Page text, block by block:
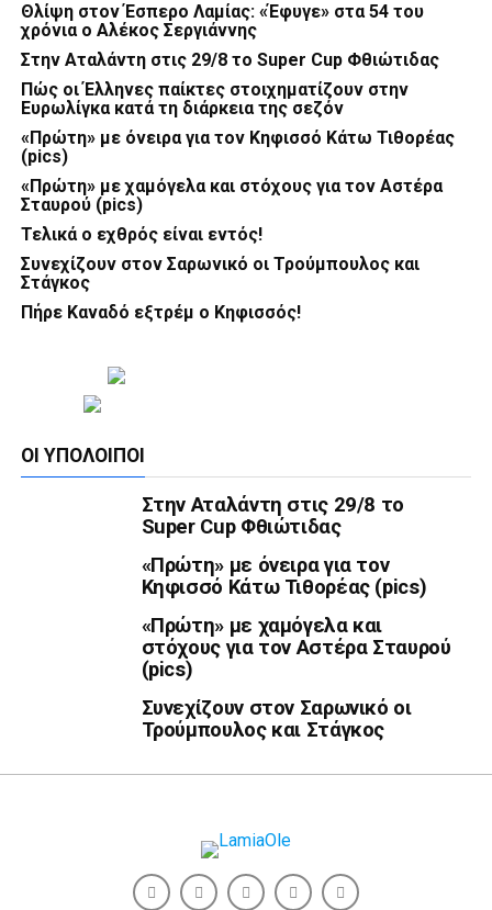
Θλίψη στον Έσπερο Λαμίας: «Έφυγε» στα 54 του
χρόνια ο Αλέκος Σεργιάννης
Στην Αταλάντη στις 29/8 το Super Cup Φθιώτιδας
Πώς οι Έλληνες παίκτες στοιχηματίζουν στην
Ευρωλίγκα κατά τη διάρκεια της σεζόν
«Πρώτη» με όνειρα για τον Κηφισσό Κάτω Τιθορέας
(pics)
«Πρώτη» με χαμόγελα και στόχους για τον Αστέρα
Σταυρού (pics)
Τελικά ο εχθρός είναι εντός!
Συνεχίζουν στον Σαρωνικό οι Τρούμπουλος και
Στάγκος
Πήρε Καναδό εξτρέμ ο Κηφισσός!
ΟΙ ΥΠΌΛΟΙΠΟΙ
Στην Αταλάντη στις 29/8 το
Super Cup Φθιώτιδας
«Πρώτη» με όνειρα για τον
Κηφισσό Κάτω Τιθορέας (pics)
«Πρώτη» με χαμόγελα και
στόχους για τον Αστέρα Σταυρού
(pics)
Συνεχίζουν στον Σαρωνικό οι
Τρούμπουλος και Στάγκος